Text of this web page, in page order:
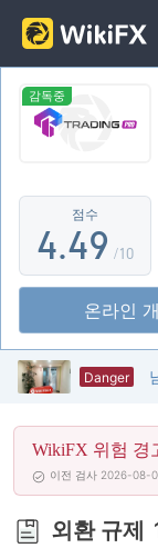
감독중
점수
0
1
3
4
5
6
7
8
9
.
0
1
3
4
5
6
7
8
9
4
5
6
8
9 /10
온라인
Danger
WikiFX 위험 경
이전 검사 2026-08-
외환 규제